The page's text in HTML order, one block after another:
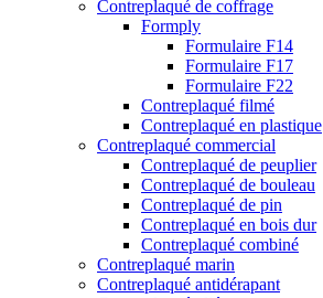
Contreplaqué de coffrage
Formply
Formulaire F14
Formulaire F17
Formulaire F22
Contreplaqué filmé
Contreplaqué en plastique
Contreplaqué commercial
Contreplaqué de peuplier
Contreplaqué de bouleau
Contreplaqué de pin
Contreplaqué en bois dur
Contreplaqué combiné
Contreplaqué marin
Contreplaqué antidérapant